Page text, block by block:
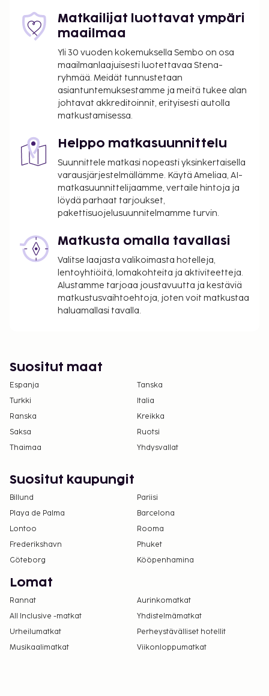
mikroaaltouuni yleisissä tiloissa ja jääkaappi
yleisissä tiloissa. Palveluihin kuuluu ilmainen
hoitoihin kuuluu muun muassa hierontapalvelut;
kattoterassi ja puutarha tarjoavat upeat näkymät.
Tämän aamiaismajoituksen palveluihin kuuluu muun
muassa ilmainen langaton internetyhteys,
concierge-palvelut ja
aamiainen tarjoillaan päivittäin klo 9.00–9.30.
Hierontapalvelut tulee varata etukäteen.
Varauksen voi tehdä ottamalla
majoituspaikkaan yhteyttä ennen saapumista
soittamalla varausvahvistuksessa olevaan
numeroon.
Lapsia (iältään 12 vuoden tai nuorempia) ei voida
majoittaa tässä hotellissa.
Matkailijat luottavat ympäri
maailmaa
Yli 30 vuoden kokemuksella Sembo on osa
maailmanlaajuisesti luotettavaa Stena-
ryhmää. Meidät tunnustetaan
asiantuntemuksestamme ja meitä tukee alan
johtavat akkreditoinnit, erityisesti autolla
matkustamisessa.
Helppo matkasuunnittelu
Suunnittele matkasi nopeasti yksinkertaisella
varausjärjestelmällämme. Käytä Ameliaa, AI-
matkasuunnittelijaamme, vertaile hintoja ja
löydä parhaat tarjoukset,
pakettisuojelusuunnitelmamme turvin.
Matkusta omalla tavallasi
Valitse laajasta valikoimasta hotelleja,
lentoyhtiöitä, lomakohteita ja aktiviteetteja.
Alustamme tarjoaa joustavuutta ja kestäviä
matkustusvaihtoehtoja, joten voit matkustaa
haluamallasi tavalla.
Suositut maat
Espanja
Tanska
Turkki
Italia
Ranska
Kreikka
Saksa
Ruotsi
Thaimaa
Yhdysvallat
Suositut kaupungit
Billund
Pariisi
Playa de Palma
Barcelona
Lontoo
Rooma
Frederikshavn
Phuket
Göteborg
Kööpenhamina
Lomat
Rannat
Aurinkomatkat
All Inclusive -matkat
Yhdistelmämatkat
Urheilumatkat
Perheystävälliset hotellit
Musikaalimatkat
Viikonloppumatkat